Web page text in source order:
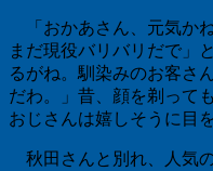
「おかあさん、元気か
まだ現役バリバリだで」
るがね。馴染みのお客さ
だわ。」昔、顔を剃って
おじさんは嬉しそうに目
秋田さんと別れ、人気